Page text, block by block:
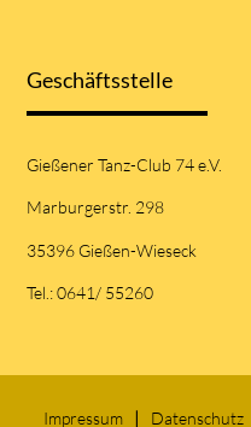
Geschäftsstelle
Gießener Tanz-Club 74 e.V.
Marburgerstr. 298
35396 Gießen-Wieseck
Tel.: 0641/ 55260
Impressum Datenschutz